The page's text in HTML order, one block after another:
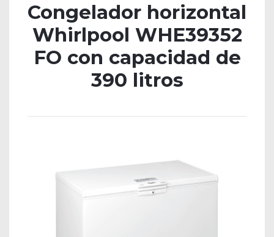
Congelador horizontal
Whirlpool WHE39352
FO con capacidad de
390 litros